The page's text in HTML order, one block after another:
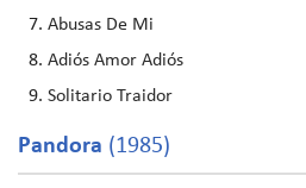
Abusas De Mi
Adiós Amor Adiós
Solitario Traidor
Pandora (1985)